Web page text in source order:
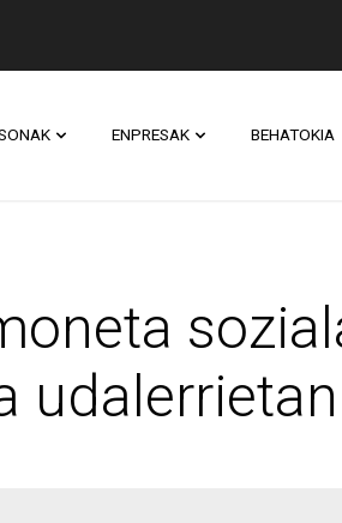
ENPRESAK BEHATOKIA
udalerrietan